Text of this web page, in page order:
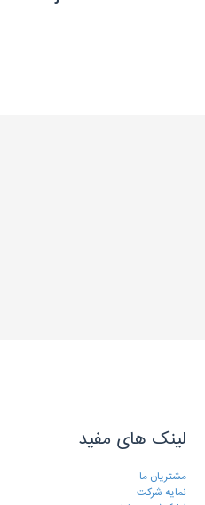
لینک های مفید
مشتریان ما
نمایه شرکت